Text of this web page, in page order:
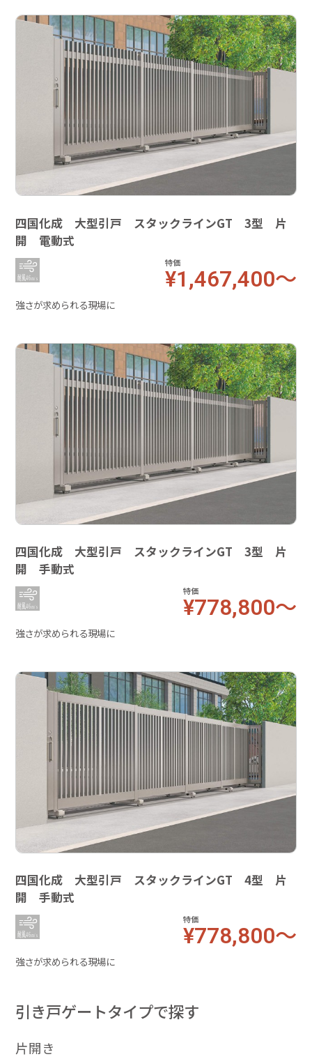
四国化成 大型引戸 スタックラインGT 3型 片
開 電動式
特価
¥1,467,400～
強さが求められる現場に
四国化成 大型引戸 スタックラインGT 3型 片
開 手動式
特価
¥778,800～
強さが求められる現場に
四国化成 大型引戸 スタックラインGT 4型 片
開 手動式
特価
¥778,800～
強さが求められる現場に
引き戸ゲートタイプで探す
片開き